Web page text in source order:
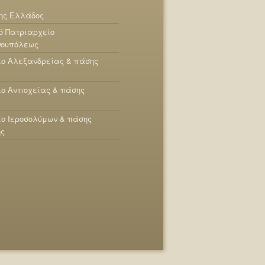
Ελλάδος
Πατριαρχείο
Αλεξανδρείας & πάσης
Αντιοχείας & πάσης
Ιεροσολύμων & πάσης